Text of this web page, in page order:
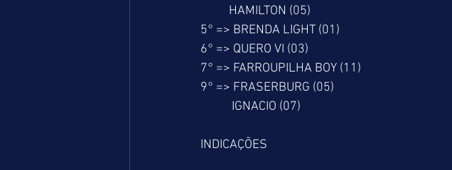
          HAMILTON (05)
5° => BRENDA LIGHT (01)
6° => QUERO VI (03)
7° => FARROUPILHA BOY (11)
9° => FRASERBURG (05)
           IGNACIO (07)
INDICAÇÕES